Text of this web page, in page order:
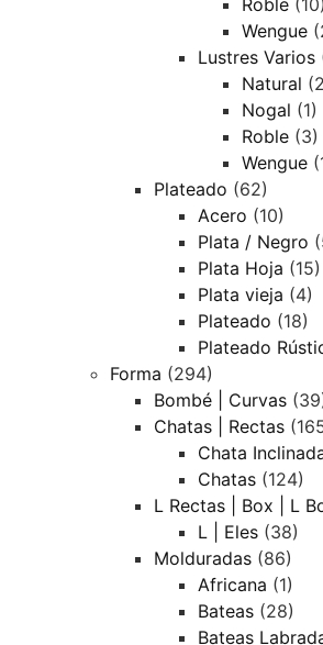
Wengue
Lustres Varios
Natural
Nogal (1)
Roble (3)
Wengue
Plateado (62)
Acero (10)
Plata / Negro
Plata Hoja (15)
Plata vieja (4)
Plateado (18)
Plateado
Forma (294)
Bombé | Curvas
Chatas | Rectas
Chata
Chatas (124)
L Rectas | Box | L
L | Eles (38)
Molduradas (86)
Africana (1)
Bateas (28)
Bateas